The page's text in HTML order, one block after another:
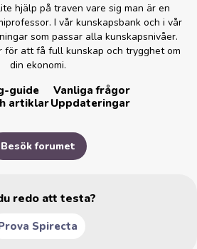
hjälp på traven vare sig man är en
I vår kunskapsbank och i vår
som passar alla kunskapsnivåer.
för att få full kunskap och trygghet om
din ekonomi.
guide
Vanliga frågor
artiklarUppdateringar
Besök forumet
redo att testa?
Spirecta